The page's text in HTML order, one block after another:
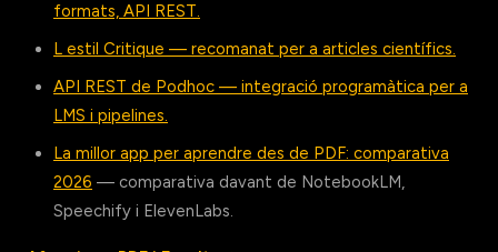
formats, API REST.
L estil Critique — recomanat per a articles científics.
API REST de Podhoc — integració programàtica per a
LMS i pipelines.
La millor app per aprendre des de PDF: comparativa
2026 — comparativa davant de NotebookLM,
Speechify i ElevenLabs.